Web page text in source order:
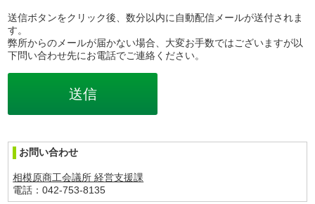
送信ボタンをクリック後、数分以内に自動配信メールが送付されま
す。
弊所からのメールが届かない場合、大変お手数ではございますが以
下問い合わせ先にお電話でご連絡ください。
お問い合わせ
相模原商工会議所 経営支援課
電話：042-753-8135